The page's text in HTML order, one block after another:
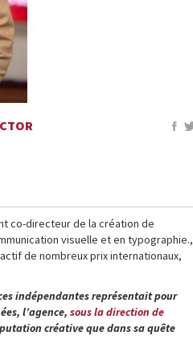
co-directeur de la création de
visuelle et en typographie.,
de nombreux prix internationaux,
indépendantes représentait pour
l’agence, sous la direction de
créative que dans sa quête